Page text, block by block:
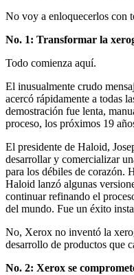
No voy a enloquecerlos con
No. 1: Transformar la
Todo comienza aquí.
El inusualmente crudo
acercó rápidamente a todas
demostración fue lenta,
proceso, los próximos 19
El presidente de Haloid,
desarrollar y comercializar
para los débiles de corazón.
Haloid lanzó algunas
continuar refinando el
del mundo. Fue un éxito
No, Xerox no inventó la
desarrollo de productos que
No. 2: Xerox se